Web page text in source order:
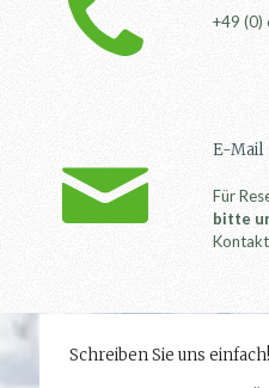
+49 (0)
E-Mail
Für
bitte
Schreiben Sie uns einfach!